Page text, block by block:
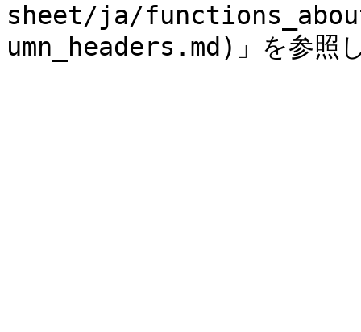
sheet/ja/